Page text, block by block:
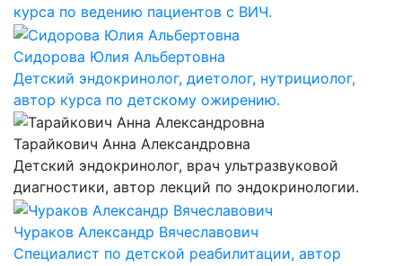
курса по ведению пациентов с ВИЧ.
Сидорова Юлия Альбертовна
Детский эндокринолог, диетолог, нутрициолог,
автор курса по детскому ожирению.
Тарайкович Анна Александровна
Детский эндокринолог, врач ультразвуковой
диагностики, автор лекций по эндокринологии.
Чураков Александр Вячеславович
Специалист по детской реабилитации, автор